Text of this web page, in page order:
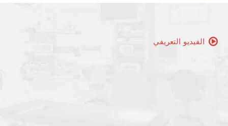
الفيديو التعريفي